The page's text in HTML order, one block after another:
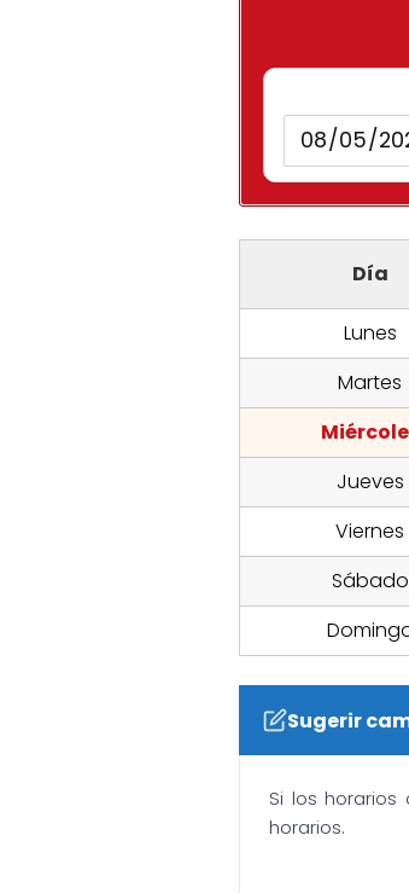
Día
Lunes
Martes
Jueves
Viernes
Sábado
Sugerir
Si los
horarios.